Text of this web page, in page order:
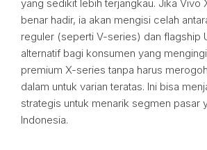
yang sedikit lebih terjangkau. Jika Vivo
benar hadir, ia akan mengisi celah
reguler (seperti V-series) dan flagship
alternatif bagi konsumen yang
premium X-series tanpa harus
dalam untuk varian teratas. Ini bisa
strategis untuk menarik segmen pasar
Indonesia.